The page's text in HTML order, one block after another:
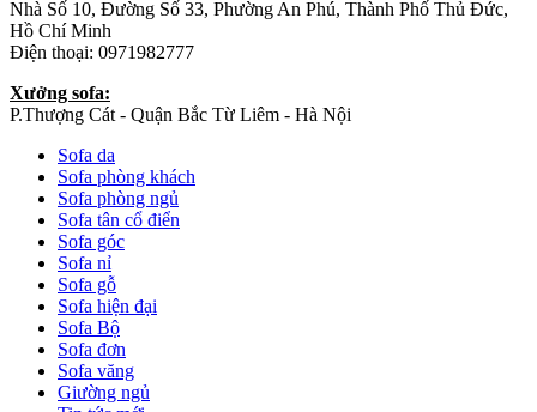
Nhà Số 10, Đường Số 33, Phường An Phú, Thành Phố Thủ Đức,
Hồ Chí Minh
Điện thoại: 0971982777
Xưởng sofa:
P.Thượng Cát - Quận Bắc Từ Liêm - Hà Nội
Sofa da
Sofa phòng khách
Sofa phòng ngủ
Sofa tân cổ điển
Sofa góc
Sofa nỉ
Sofa gỗ
Sofa hiện đại
Sofa Bộ
Sofa đơn
Sofa văng
Giường ngủ